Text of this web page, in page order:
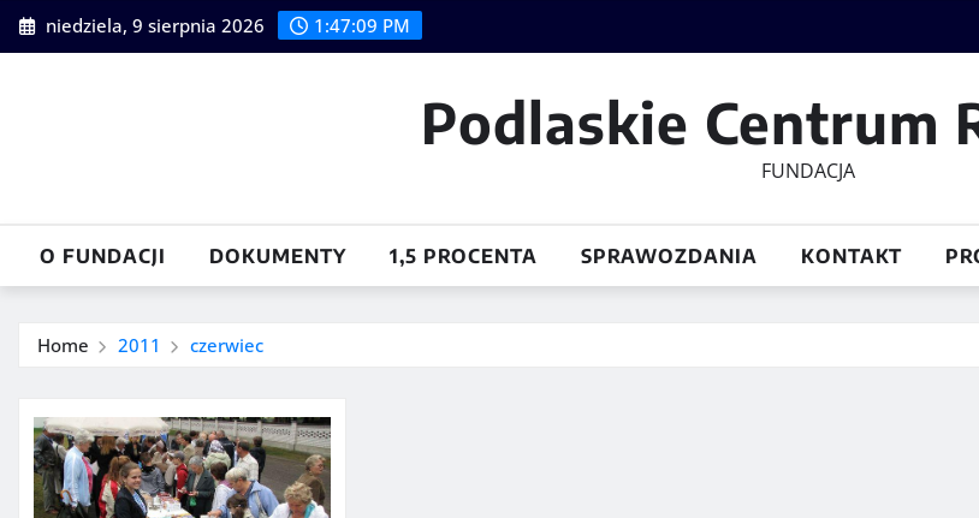
Skip
to
niedziela, 9 sierpnia 2026 1:47:10 PM
Podlaskie Centrum
FUNDACJA
O FUNDACJI DOKUMENTY 1,5 PROCENTA SPRAWOZDANIA KONTAKT
Home 2011 czerwiec